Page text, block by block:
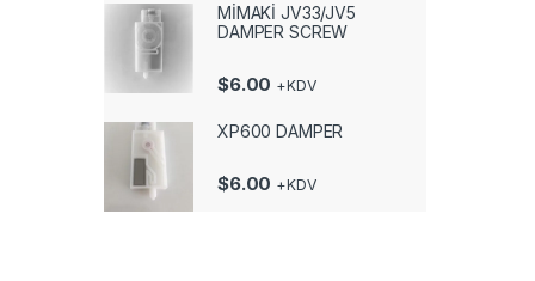
MİMAKİ JV33/JV5
DAMPER SCREW
$6.00 +KDV
XP600 DAMPER
$6.00 +KDV